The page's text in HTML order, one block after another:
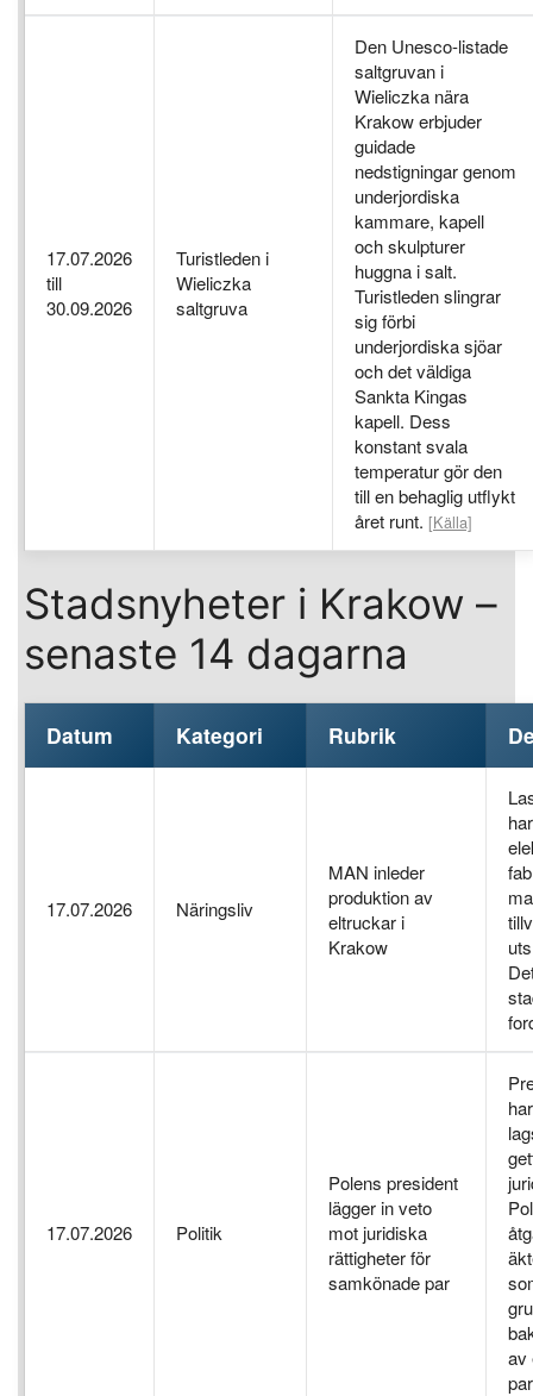
17.07.2026
till
30.09.2026
Turistleden i
Wieliczka
saltgruva
Den Unesco-listade
saltgruvan i
Wieliczka nära
Krakow erbjuder
guidade
nedstigningar genom
underjordiska
kammare, kapell
och skulpturer
huggna i salt.
Turistleden slingrar
sig förbi
underjordiska sjöar
och det väldiga
Sankta Kingas
kapell. Dess
konstant svala
temperatur gör den
till en behaglig utflykt
året runt. [Källa]
Stadsnyheter i Krakow –
senaste 14 dagarna
Datum Kategori Rubrik
17.07.2026 Näringsliv
MAN inleder
produktion av
eltruckar i
Krakow
17.07.2026 Politik
Polens president
lägger in veto
mot juridiska
rättigheter för
samkönade par
av